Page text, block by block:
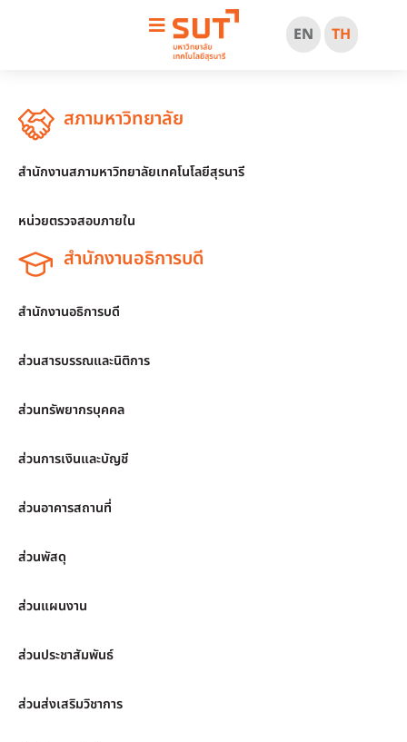
EN TH
สภามหาวิทยาลัย
สำนักงานสภามหาวิทยาลัยเทคโนโลยีสุรนารี
หน่วยตรวจสอบภายใน
สำนักงานอธิการบดี
สำนักงานอธิการบดี
ส่วนสารบรรณและนิติการ
ส่วนทรัพยากรบุคคล
ส่วนการเงินและบัญชี
ส่วนอาคารสถานที่
ส่วนพัสดุ
ส่วนแผนงาน
ส่วนประชาสัมพันธ์
ส่วนส่งเสริมวิชาการ